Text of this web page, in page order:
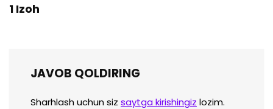
1 Izoh
JAVOB QOLDIRING
Sharhlash uchun siz saytga kirishingiz lozim.